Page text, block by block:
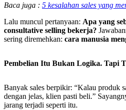
Baca juga : 5 kesalahan sales yang
Lalu muncul pertanyaan: Apa yang
consultative selling bekerja?
sering diremehkan: cara manusia
Pembelian Itu Bukan Logika. Tapi
Banyak sales berpikir: “Kalau produk
dengan jelas, klien pasti beli.”
jarang terjadi seperti itu.